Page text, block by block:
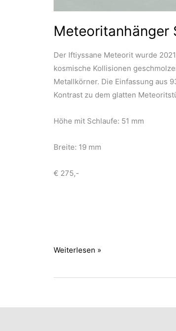
Meteoritanhänger
Der Iftiyssane Meteorit wurde
kosmische Kollisionen
Metallkörner. Die Einfassung aus
Kontrast zu dem glatten
Höhe mit Schlaufe: 51 mm
Breite: 19 mm
€ 275,-
Meteoritanhänger
Iftiyssane
Weiterlesen »